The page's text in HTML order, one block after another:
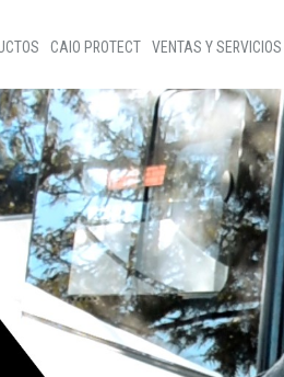
CAIO PROTECT
VENTAS Y SERVICIOS
Ventas de partes
Asistencia técnica